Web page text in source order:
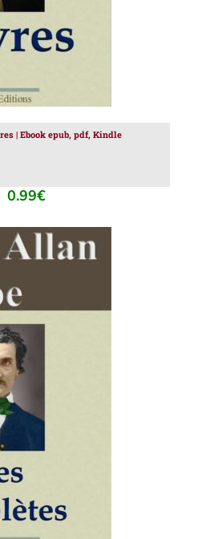
| Ebook epub, pdf, Kindle
0.99€